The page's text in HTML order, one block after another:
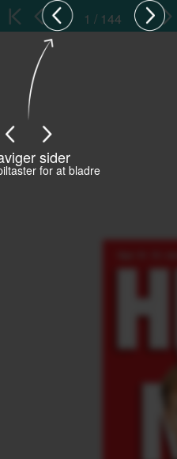
sider
for at bladre
1 / 144